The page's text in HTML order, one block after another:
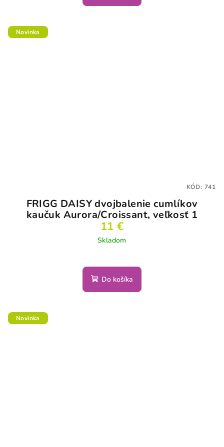
Novinka
FRIGG DAISY dvojbalenie cumlíkov
kaučuk Aurora/Croissant, veľkosť 1
11 €
Skladom
Do košíka
KÓD: 741
Novinka